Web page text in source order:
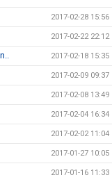
2017-02-28 15:56
2017-02-22 22:12
2017-02-18 15:35
2017-02-09 09:37
2017-02-08 13:49
2017-02-04 16:34
2017-02-02 11:04
2017-01-27 10:05
2017-01-16 11:33